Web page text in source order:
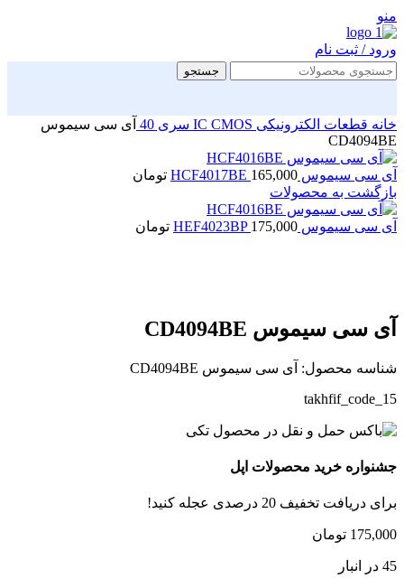
منو
ورود / ثبت نام
جستجو
خانه قطعات الکترونیکی IC CMOS سری 40
آی سی سیموس
CD4094BE
آی سی سیموس HCF4017BE 165,000
تومان
بازگشت به محصولات
آی سی سیموس HEF4023BP 175,000 تومان
آی سی سیموس CD4094BE
شناسه محصول: آی سی سیموس CD4094BE
takhfif_code_15
جشنواره خرید محصولات اپل
برای دریافت تخفیف 20 درصدی عجله کنید!
175,000 تومان
45 در انبار